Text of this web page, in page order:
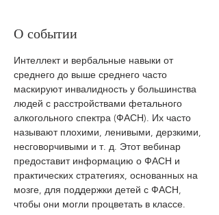
О событии
Интеллект и вербальные навыки от
среднего до выше среднего часто
маскируют инвалидность у большинства
людей с расстройствами фетального
алкогольного спектра (ФАСН). Их часто
называют плохими, ленивыми, дерзкими,
несговорчивыми и т. д. Этот вебинар
предоставит информацию о ФАСН и
практических стратегиях, основанных на
мозге, для поддержки детей с ФАСН,
чтобы они могли процветать в классе.